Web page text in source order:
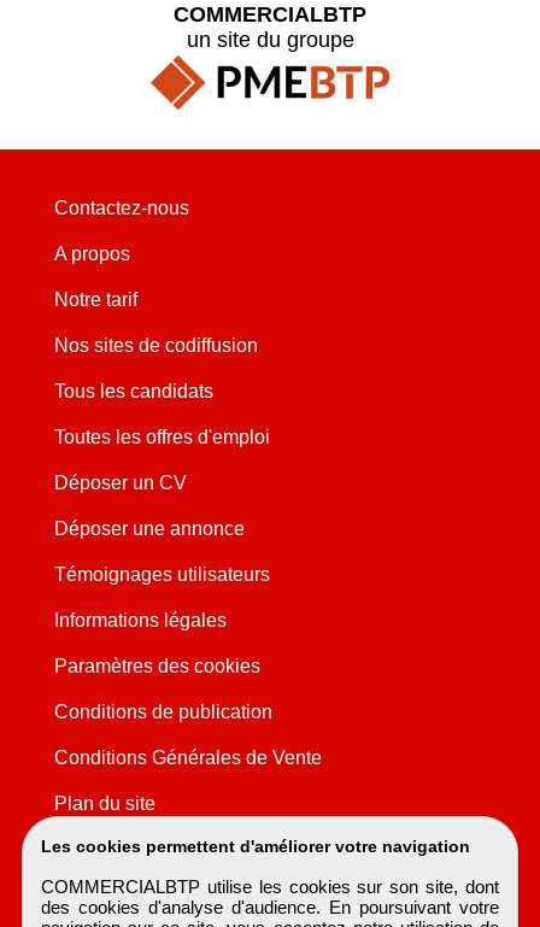
Les cookies permettent d'améliorer votre navigation
COMMERCIALBTP utilise les cookies sur son site, dont
des cookies d'analyse d'audience. En poursuivant votre
COMMERCIALBTP
un site du groupe
Contactez-nous
A propos
Notre tarif
Nos sites de codiffusion
Tous les candidats
Toutes les offres d'emploi
Déposer un CV
Déposer une annonce
Témoignages utilisateurs
Informations légales
Paramètres des cookies
Conditions de publication
Conditions Générales de Vente
Plan du site